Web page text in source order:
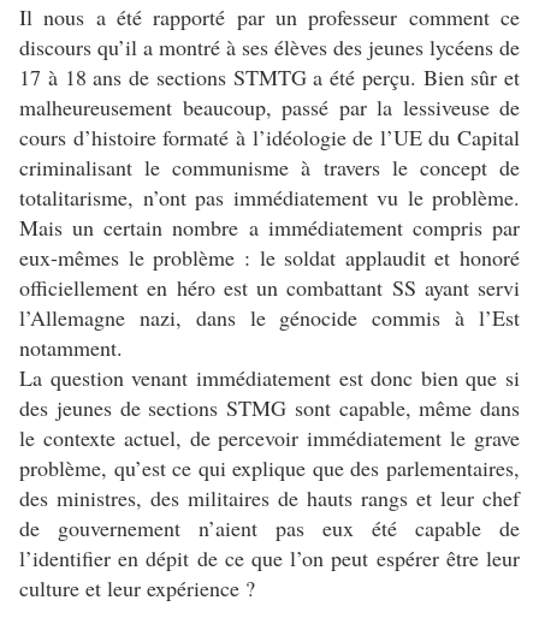
Il nous a été rapporté par un professeur comment ce
discours qu’il a montré à ses élèves des jeunes lycéens de
17 à 18 ans de sections STMTG a été perçu. Bien sûr et
malheureusement beaucoup, passé par la lessiveuse de
cours d’histoire formaté à l’idéologie de l’UE du Capital
criminalisant le communisme à travers le concept de
totalitarisme, n’ont pas immédiatement vu le problème.
Mais un certain nombre a immédiatement compris par
eux-mêmes le problème : le soldat applaudit et honoré
officiellement en héro est un combattant SS ayant servi
l’Allemagne nazi, dans le génocide commis à l’Est
notamment.
La question venant immédiatement est donc bien que si
des jeunes de sections STMG sont capable, même dans
le contexte actuel, de percevoir immédiatement le grave
problème, qu’est ce qui explique que des parlementaires,
des ministres, des militaires de hauts rangs et leur chef
de gouvernement n’aient pas eux été capable de
l’identifier en dépit de ce que l’on peut espérer être leur
culture et leur expérience ?